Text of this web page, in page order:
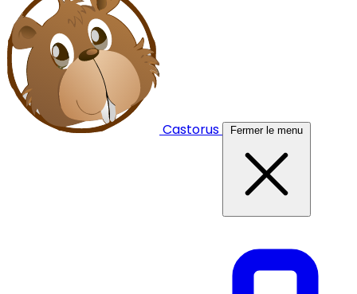
Castorus Fermer le menu